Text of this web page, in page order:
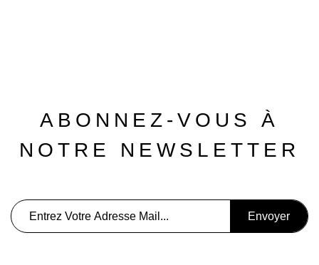
ABONNEZ-VOUS À
NOTRE NEWSLETTER